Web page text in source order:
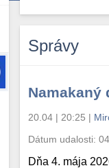
Správy
Namakaný
20.04 | 20:25 |
Dátum udalosti:
Dňa 4. mája